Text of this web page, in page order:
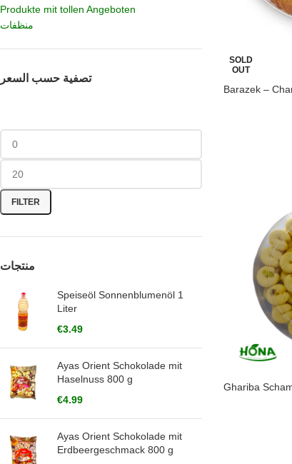
Produkte mit tollen Angeboten
منظفات
تصفية حسب السعر
FILTER
منتجات
Speiseöl Sonnenblumenöl 1
Liter
€3.49
Ayas Orient Schokolade mit
Haselnuss 800 g
€4.99
Ayas Orient Schokolade mit
Erdbeergeschmack 800 g
SOLD
OUT
Barazek –
Ghariba